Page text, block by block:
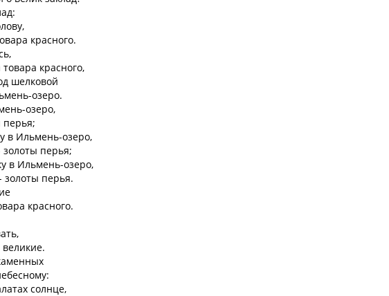
красного.
красного,
шелковой
озеро.
озеро,
в Ильмень-озеро,
перья;
в Ильмень-озеро,
перья.
красного.
солнце,